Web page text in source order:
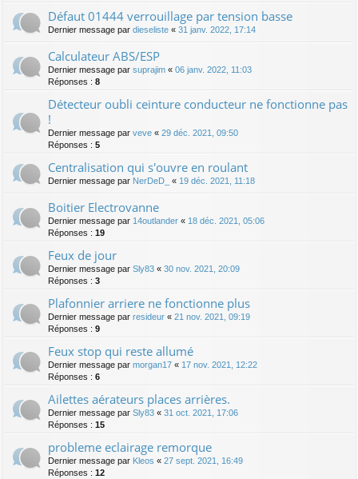
Défaut 01444 verrouillage par tension basse
Dernier message par dieseliste « 31 janv. 2022, 17:14
Calculateur ABS/ESP
Dernier message par suprajim « 06 janv. 2022, 11:03
Réponses : 8
Détecteur oubli ceinture conducteur ne fonctionne pas
!
Dernier message par veve « 29 déc. 2021, 09:50
Réponses : 5
Centralisation qui s'ouvre en roulant
Dernier message par NerDeD_ « 19 déc. 2021, 11:18
Boitier Electrovanne
Dernier message par 14outlander « 18 déc. 2021, 05:06
Réponses : 19
Feux de jour
Dernier message par Sly83 « 30 nov. 2021, 20:09
Réponses : 3
Plafonnier arriere ne fonctionne plus
Dernier message par resideur « 21 nov. 2021, 09:19
Réponses : 9
Feux stop qui reste allumé
Dernier message par morgan17 « 17 nov. 2021, 12:22
Réponses : 6
Ailettes aérateurs places arrières.
Dernier message par Sly83 « 31 oct. 2021, 17:06
Réponses : 15
probleme eclairage remorque
Dernier message par Kleos « 27 sept. 2021, 16:49
Réponses : 12